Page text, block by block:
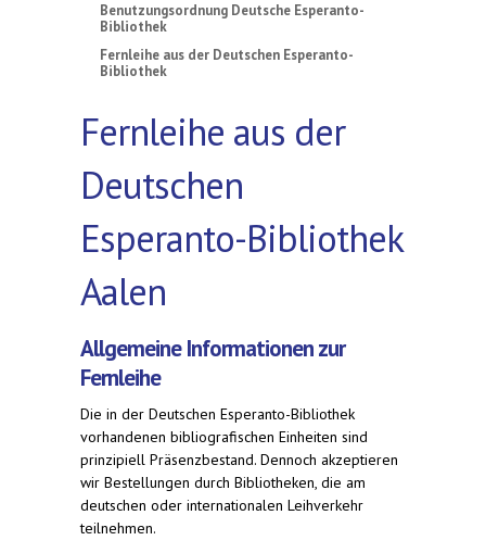
Benutzungsordnung Deutsche Esperanto-
Bibliothek
Fernleihe aus der Deutschen Esperanto-
Bibliothek
Fernleihe aus der
Deutschen
Esperanto-Bibliothek
Aalen
Allgemeine Informationen zur
Fernleihe
Die in der Deutschen Esperanto-Bibliothek
vorhandenen bibliografischen Einheiten sind
prinzipiell Präsenzbestand. Dennoch akzeptieren
wir Bestellungen durch Bibliotheken, die am
deutschen oder internationalen Leihverkehr
teilnehmen.